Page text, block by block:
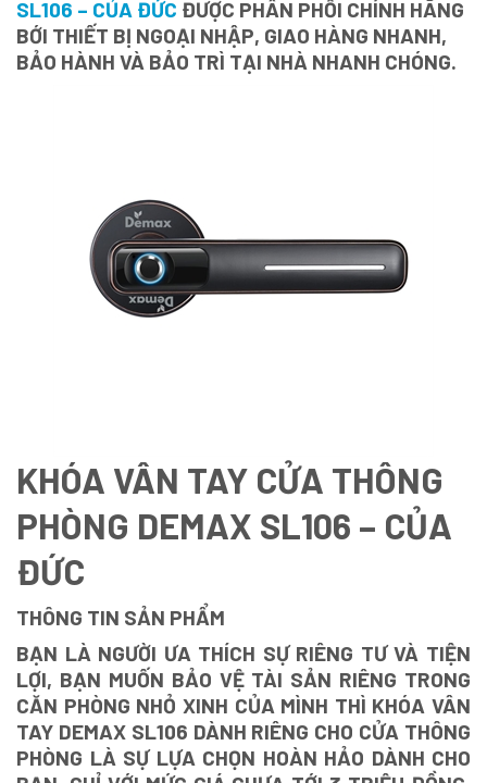
SL106 – CỦA ĐỨC ĐƯỢC PHÂN PHỐI CHÍNH HÃNG
BỚI THIẾT BỊ NGOẠI NHẬP, GIAO HÀNG NHANH,
BẢO HÀNH VÀ BẢO TRÌ TẠI NHÀ NHANH CHÓNG.
KHÓA VÂN TAY CỬA THÔNG
PHÒNG DEMAX SL106 – CỦA
ĐỨC
THÔNG TIN SẢN PHẨM
BẠN LÀ NGƯỜI ƯA THÍCH SỰ RIÊNG TƯ VÀ TIỆN
LỢI, BẠN MUỐN BẢO VỆ TÀI SẢN RIÊNG TRONG
CĂN PHÒNG NHỎ XINH CỦA MÌNH THÌ KHÓA VÂN
TAY DEMAX SL106 DÀNH RIÊNG CHO CỬA THÔNG
PHÒNG LÀ SỰ LỰA CHỌN HOÀN HẢO DÀNH CHO